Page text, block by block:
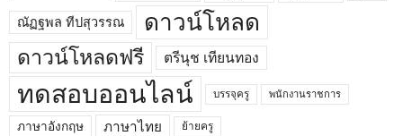
ณัฏฐพล ทีปสุวรรณ ดาวน์โหลด
ดาวน์โหลดฟรี ตรีนุช เทียนทอง
ทดสอบออนไลน์ บรรจุครู พนักงานราชการ
ภาษาอังกฤษ ภาษาไทย ย้ายครู